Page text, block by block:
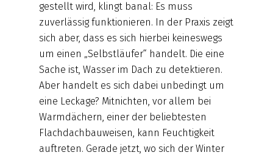
gestellt wird, klingt banal: Es muss
zuverlässig funktionieren. In der Praxis zeigt
sich aber, dass es sich hierbei keineswegs
um einen „Selbstläufer“ handelt. Die eine
Sache ist, Wasser im Dach zu detektieren.
Aber handelt es sich dabei unbedingt um
eine Leckage? Mitnichten, vor allem bei
Warmdächern, einer der beliebtesten
Flachdachbauweisen, kann Feuchtigkeit
auftreten. Gerade jetzt, wo sich der Winter